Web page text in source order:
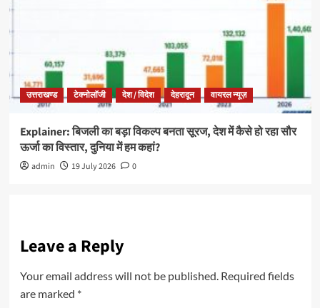
उत्तराखण्ड टेक्नोलॉजी देश / विदेश देहरादून वायरल न्यूज़
Explainer: बिजली का बड़ा विकल्प बनता सूरज, देश में कैसे हो रहा सौर
ऊर्जा का विस्तार, दुनिया में हम कहां?
admin 19 July 2026 0
Leave a Reply
Your email address will not be published. Required fields
are marked *